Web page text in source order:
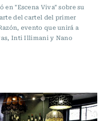
"Escena Viva" sobre su
del cartel del primer
evento que unirá a
Inti Illimani y Nano